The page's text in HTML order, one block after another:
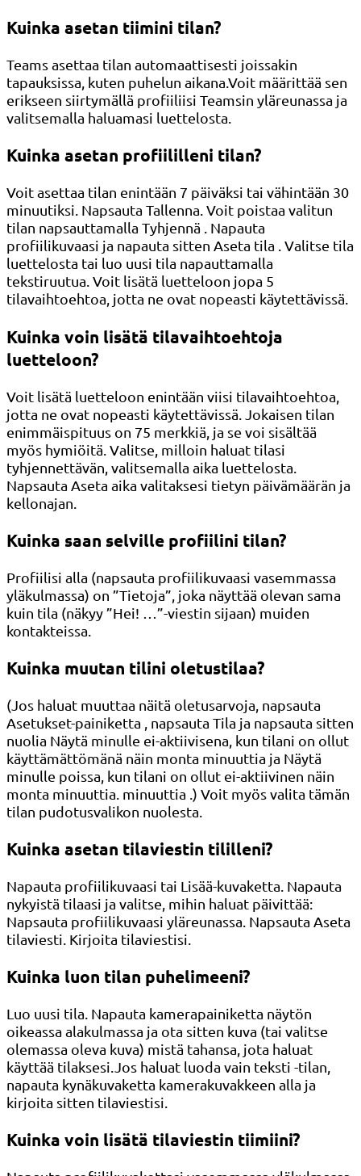
Kuinka asetan tiimini tilan?
Teams asettaa tilan automaattisesti joissakin
tapauksissa, kuten puhelun aikana.Voit määrittää sen
erikseen siirtymällä profiiliisi Teamsin yläreunassa ja
valitsemalla haluamasi luettelosta.
Kuinka asetan profiililleni tilan?
Voit asettaa tilan enintään 7 päiväksi tai vähintään 30
minuutiksi. Napsauta Tallenna. Voit poistaa valitun
tilan napsauttamalla Tyhjennä . Napauta
profiilikuvaasi ja napauta sitten Aseta tila . Valitse tila
luettelosta tai luo uusi tila napauttamalla
tekstiruutua. Voit lisätä luetteloon jopa 5
tilavaihtoehtoa, jotta ne ovat nopeasti käytettävissä.
Kuinka voin lisätä tilavaihtoehtoja
luetteloon?
Voit lisätä luetteloon enintään viisi tilavaihtoehtoa,
jotta ne ovat nopeasti käytettävissä. Jokaisen tilan
enimmäispituus on 75 merkkiä, ja se voi sisältää
myös hymiöitä. Valitse, milloin haluat tilasi
tyhjennettävän, valitsemalla aika luettelosta.
Napsauta Aseta aika valitaksesi tietyn päivämäärän ja
kellonajan.
Kuinka saan selville profiilini tilan?
Profiilisi alla (napsauta profiilikuvaasi vasemmassa
yläkulmassa) on ”Tietoja”, joka näyttää olevan sama
kuin tila (näkyy ”Hei! …”-viestin sijaan) muiden
kontakteissa.
Kuinka muutan tilini oletustilaa?
(Jos haluat muuttaa näitä oletusarvoja, napsauta
Asetukset-painiketta , napsauta Tila ja napsauta sitten
nuolia Näytä minulle ei-aktiivisena, kun tilani on ollut
käyttämättömänä näin monta minuuttia ja Näytä
minulle poissa, kun tilani on ollut ei-aktiivinen näin
monta minuuttia. minuuttia .) Voit myös valita tämän
tilan pudotusvalikon nuolesta.
Kuinka asetan tilaviestin tililleni?
Napauta profiilikuvaasi tai Lisää-kuvaketta. Napauta
nykyistä tilaasi ja valitse, mihin haluat päivittää:
Napsauta profiilikuvaasi yläreunassa. Napsauta Aseta
tilaviesti. Kirjoita tilaviestisi.
Kuinka luon tilan puhelimeeni?
Luo uusi tila. Napauta kamerapainiketta näytön
oikeassa alakulmassa ja ota sitten kuva (tai valitse
olemassa oleva kuva) mistä tahansa, jota haluat
käyttää tilaksesi.Jos haluat luoda vain teksti -tilan,
napauta kynäkuvaketta kamerakuvakkeen alla ja
kirjoita sitten tilaviestisi.
Kuinka voin lisätä tilaviestin tiimiini?